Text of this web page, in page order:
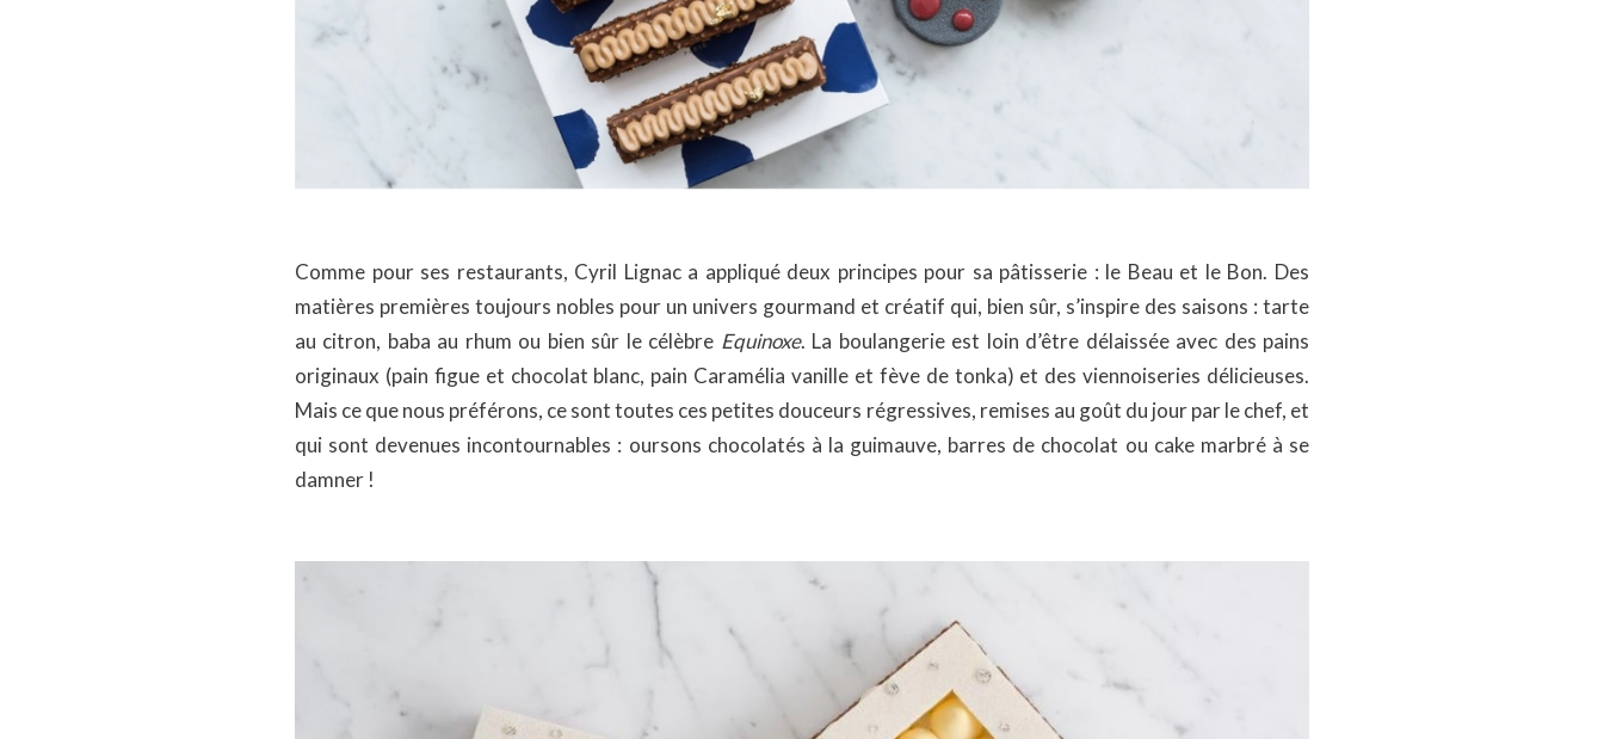
Comme pour ses restaurants, Cyril Lignac a appliqué deux principes pour sa pâtisserie : le Beau et le Bon. Des
matières premières toujours nobles pour un univers gourmand et créatif qui, bien sûr, s’inspire des saisons : tarte
au citron, baba au rhum ou bien sûr le célèbre Equinoxe. La boulangerie est loin d’être délaissée avec des pains
originaux (pain figue et chocolat blanc, pain Caramélia vanille et fève de tonka) et des viennoiseries délicieuses.
Mais ce que nous préférons, ce sont toutes ces petites douceurs régressives, remises au goût du jour par le chef, et
qui sont devenues incontournables : oursons chocolatés à la guimauve, barres de chocolat ou cake marbré à se
damner !